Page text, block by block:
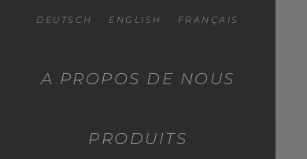
DEUTSCH ENGLISH FRANÇAIS
A PROPOS DE NOUS
PRODUITS